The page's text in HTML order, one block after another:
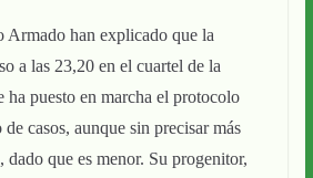
Armado han explicado que la
a las 23,20 en el cuartel de la
ha puesto en marcha el protocolo
casos, aunque sin precisar más
dado que es menor. Su progenitor,